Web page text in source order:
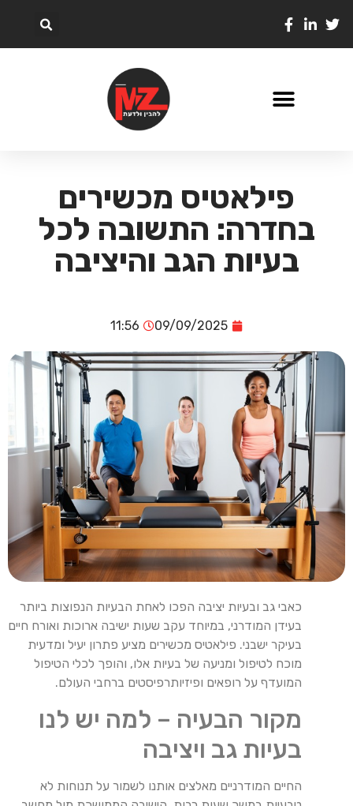
פילאטיס מכשירים
בחדרה: התשובה לכל
בעיות הגב והיציבה
09/09/2025
11:56
כאבי גב ובעיות יציבה הפכו לאחת הבעיות הנפוצות ביותר
בעידן המודרני, במיוחד עקב שעות ישיבה ארוכות ואורח חיים
בעיקר ישבני. פילאטיס מכשירים מציע פתרון יעיל ומדעית
מוכח לטיפול ומניעה של בעיות אלו, והופך לכלי הטיפול
המועדף על רופאים ופיזיותרפיסטים ברחבי העולם.
מקור הבעיה – למה יש לנו
בעיות גב ויציבה
החיים המודרניים מאלצים אותנו לשמור על תנוחות לא